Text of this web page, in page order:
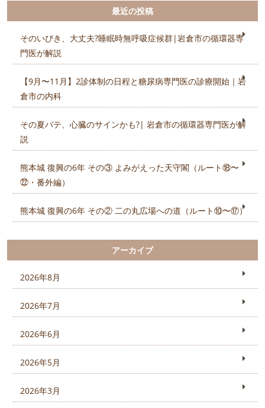
最近の投稿
そのいびき、大丈夫?睡眠時無呼吸症候群|岩倉市の循環器専
門医が解説
【9月〜11月】2診体制の日程と糖尿病専門医の診療開始｜岩
倉市の内科
その夏バテ、心臓のサインかも?| 岩倉市の循環器専門医が解
説
熊本城 復興の6年 その③ よみがえった天守閣（ルート⑱〜
㉒・番外編）
熊本城 復興の6年 その② 二の丸広場への道（ルート⑩〜⑰）
アーカイブ
2026年8月
2026年7月
2026年6月
2026年5月
2026年3月